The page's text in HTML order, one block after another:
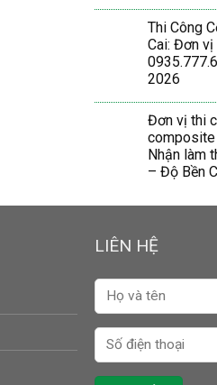
Thi Công
Cai: Đơn
2026
Đơn vị thi
composite
Nhận làm
– Độ Bền
LIÊN HỆ